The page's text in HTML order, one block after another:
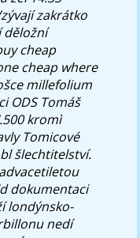
zakrátko
děložní
cheap
cheap where
millefolium
ODS Tomáš
kromì
Tomicové
šlechtitelství.
dokumentaci
londýnsko-
nedí